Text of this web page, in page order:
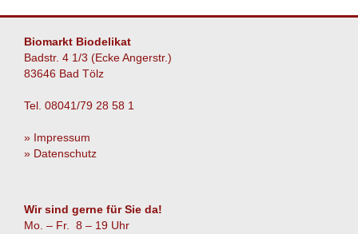
wir
Biomarkt Biodelikat
Badstr. 4 1/3 (Ecke Angerstr.)
83646 Bad Tölz
Tel. 08041/79 28 58 1
» Impressum
» Datenschutz
Wir sind gerne für Sie da!
Mo. – Fr. 8 – 19 Uhr